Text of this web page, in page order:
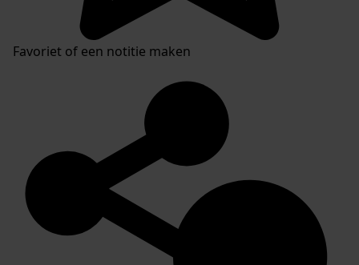
Favoriet of een notitie maken